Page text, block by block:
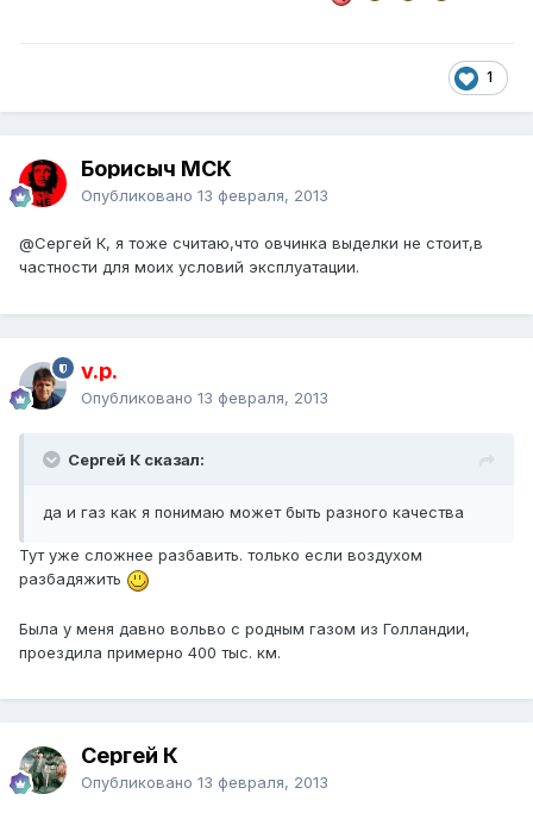
1
Борисыч МСК
Опубликовано 13 февраля, 2013
@Сергей К, я тоже считаю,что овчинка выделки не стоит,в
частности для моих условий эксплуатации.
v.p.
Опубликовано 13 февраля, 2013
Сергей К сказал:
да и газ как я понимаю может быть разного качества
Тут уже сложнее разбавить. только если воздухом
разбадяжить
Была у меня давно вольво с родным газом из Голландии,
проездила примерно 400 тыс. км.
Сергей К
Опубликовано 13 февраля, 2013